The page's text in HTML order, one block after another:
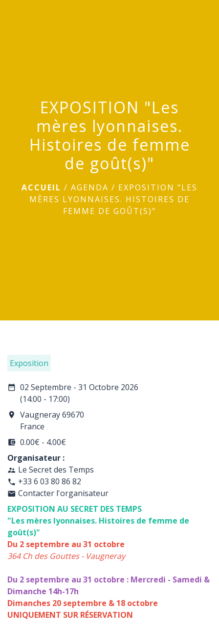
EXPOSITION "Les
mères lyonnaises.
Histoires de femme
de goût(s)"
ACCUEIL / AGENDA / EXPOSITION "LES
MÈRES LYONNAISES. HISTOIRES DE
FEMME DE GOÛT(S)"
Exposition
date_range 02 Septembre - 31 Octobre 2026
(14:00 - 17:00)
room
Vaugneray 69670
France
account_balance_wallet 0.00€ - 4.00€
Organisateur :
supervisor_account Le Secret des Temps
phone +33 6 03 80 86 82
email Contacter l'organisateur
EXPOSITION AU SECRET DES TEMPS
"Les mères lyonnaises. Histoires de femme de
goût(s)"
Du 2 septembre au 31 octobre
364 Ch des Gouttes - Vaugneray
Du 2 septembre au 31 octobre : Mercredi - Samedi &
Dimanche 14h-17h
Dimanches 20 septembre & 18 octobre
UNIQUEMENT SUR RÉSERVATION